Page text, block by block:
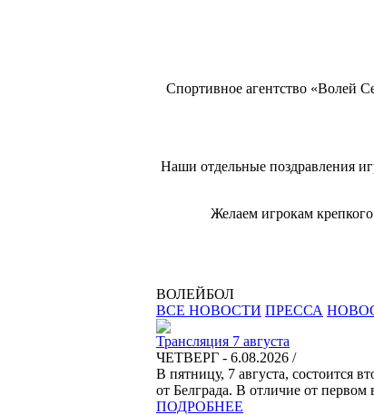
Спортивное агентство «Волей
Наши отдельные поздравления
Желаем игрокам
ВОЛЕЙБОЛ
ВСЕ НОВОСТИ ПРЕССА
Трансляция 7 августа
ЧЕТВЕРГ - 6.08.2026 /
В пятницу, 7 августа, состоится
от Белграда. В отличие от
ПОДРОБНЕЕ